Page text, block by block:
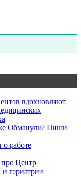
вдохновляют!
Обманули? Пиши
работе
Центр
гериатрии